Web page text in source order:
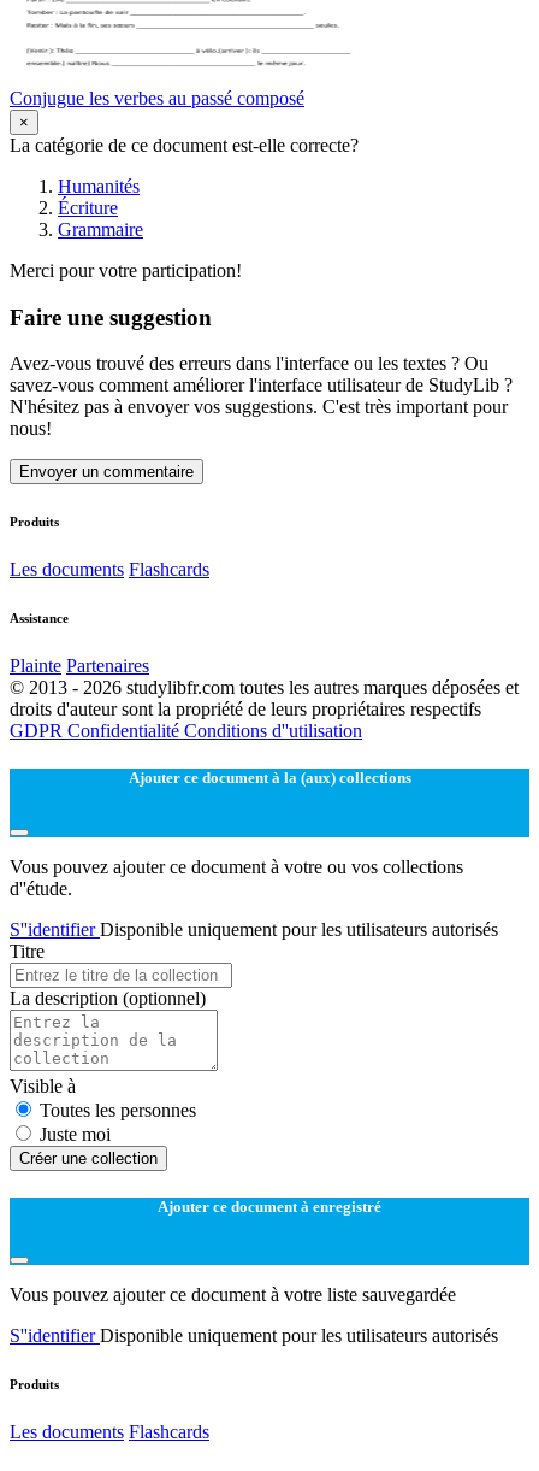
Conjugue les verbes au passé composé
×
La catégorie de ce document est-elle correcte?
Humanités
Écriture
Grammaire
Merci pour votre participation!
Faire une suggestion
Avez-vous trouvé des erreurs dans l'interface ou les textes ? Ou
savez-vous comment améliorer l'interface utilisateur de StudyLib ?
N'hésitez pas à envoyer vos suggestions. C'est très important pour
nous!
Envoyer un commentaire
Produits
Les documents Flashcards
Assistance
Plainte Partenaires
© 2013 - 2026 studylibfr.com toutes les autres marques déposées et
droits d'auteur sont la propriété de leurs propriétaires respectifs
GDPR Confidentialité Conditions d''utilisation
Ajouter ce document à la (aux) collections
Vous pouvez ajouter ce document à votre ou vos collections
d''étude.
S''identifierDisponible uniquement pour les utilisateurs autorisés
Titre
La description (optionnel)
Visible à
Toutes les personnes
Juste moi
Créer une collection
Ajouter ce document à enregistré
Vous pouvez ajouter ce document à votre liste sauvegardée
S''identifierDisponible uniquement pour les utilisateurs autorisés
Produits
Les documents Flashcards